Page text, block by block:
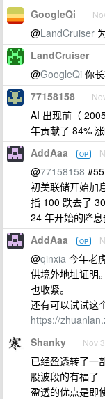
GoogleQi
@LandCruiser
LandCruiser
@GoogleQi 你
77158158
AI 出现前（
年贡献了 84%
AddAaa OP
@77158158
初美联储开始加
指 100 跌去了
24 年开始的降
AddAaa OP
@qinxia 今年老
供境外地址证明
也收紧。
还有可以试试这
https://
Shanky Nov
已经盈透转了一
股波段的有福了
盈透的优点是即